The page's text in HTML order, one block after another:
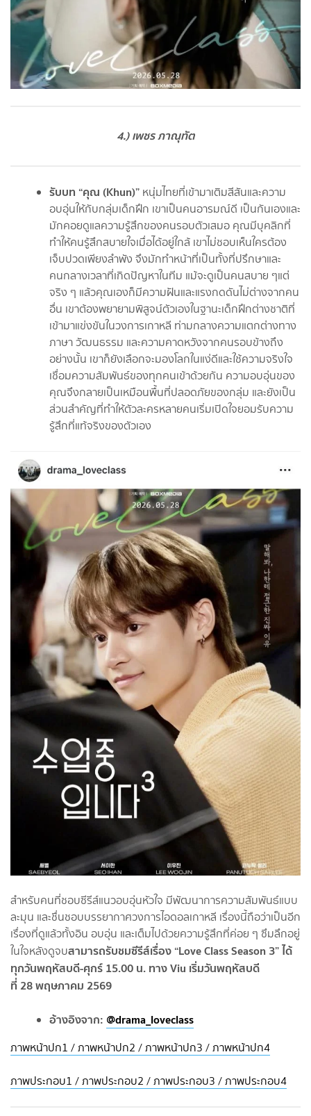
4.) เพชร ภาณุทัต
รับบท “คุณ (Khun)” หนุ่มไทยที่เข้ามาเติมสีสันและความ
อบอุ่นให้กับกลุ่มเด็กฝึก เขาเป็นคนอารมณ์ดี เป็นกันเองและ
มักคอยดูแลความรู้สึกของคนรอบตัวเสมอ คุณมีบุคลิกที่
ทำให้คนรู้สึกสบายใจเมื่อได้อยู่ใกล้ เขาไม่ชอบเห็นใครต้อง
เจ็บปวดเพียงลำพัง จึงมักทำหน้าที่เป็นทั้งที่ปรึกษาและ
คนกลางเวลาที่เกิดปัญหาในทีม แม้จะดูเป็นคนสบาย ๆแต่
จริง ๆ แล้วคุณเองก็มีความฝันและแรงกดดันไม่ต่างจากคน
อื่น เขาต้องพยายามพิสูจน์ตัวเองในฐานะเด็กฝึกต่างชาติที่
เข้ามาแข่งขันในวงการเกาหลี ท่ามกลางความแตกต่างทาง
ภาษา วัฒนธรรม และความคาดหวังจากคนรอบข้างถึง
อย่างนั้น เขาก็ยังเลือกจะมองโลกในแง่ดีและใช้ความจริงใจ
เชื่อมความสัมพันธ์ของทุกคนเข้าด้วยกัน ความอบอุ่นของ
คุณจึงกลายเป็นเหมือนพื้นที่ปลอดภัยของกลุ่ม และยังเป็น
ส่วนสำคัญที่ทำให้ตัวละครหลายคนเริ่มเปิดใจยอมรับความ
รู้สึกที่แท้จริงของตัวเอง
สำหรับคนที่ชอบซีรีส์แนวอบอุ่นหัวใจ มีพัฒนาการความสัมพันธ์แบบ
ละมุน และชื่นชอบบรรยากาศวงการไอดอลเกาหลี เรื่องนี้ถือว่าเป็นอีก
เรื่องที่ดูแล้วทั้งอิน อบอุ่น และเต็มไปด้วยความรู้สึกที่ค่อย ๆ ซึมลึกอยู่
ในใจหลังดูจบสามารถรับชมซีรีส์เรื่อง “Love Class Season 3” ได้
ทุกวันพฤหัสบดี-ศุกร์ 15.00 น. ทาง Viu เริ่มวันพฤหัสบดี
ที่ 28 พฤษภาคม 2569
อ้างอิงจาก: @drama_loveclass
ภาพหน้าปก1 / ภาพหน้าปก2 / ภาพหน้าปก3 / ภาพหน้าปก4
ภาพประกอบ1 / ภาพประกอบ2 / ภาพประกอบ3 / ภาพประกอบ4